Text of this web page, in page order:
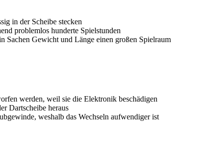
in der Scheibe stecken
problemlos hunderte Spielstunden
Sachen Gewicht und Länge einen großen Spielraum
werden, weil sie die Elektronik beschädigen
Dartscheibe heraus
weshalb das Wechseln aufwendiger ist